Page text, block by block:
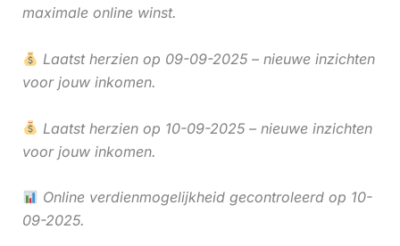
maximale online winst.
Laatst herzien op 09-09-2025 – nieuwe inzichten
voor jouw inkomen.
Laatst herzien op 10-09-2025 – nieuwe inzichten
voor jouw inkomen.
Online verdienmogelijkheid gecontroleerd op 10-
09-2025.